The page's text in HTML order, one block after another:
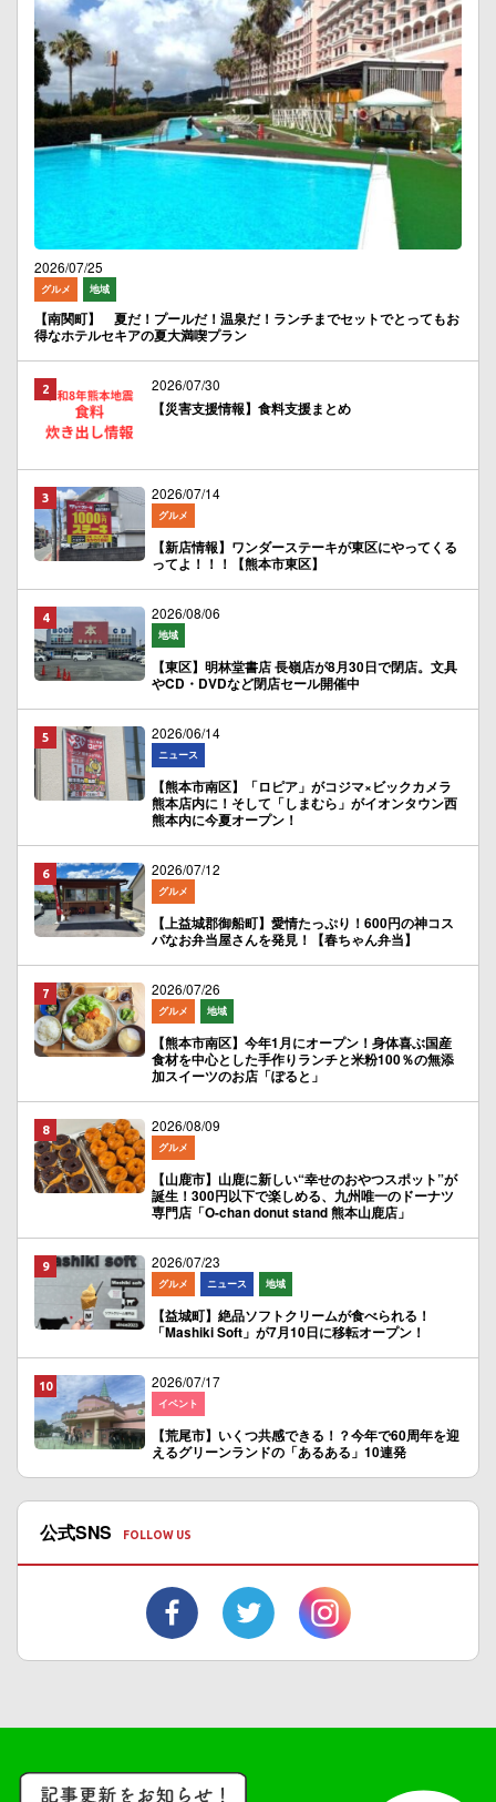
2026/07/25
グルメ 地域
【南関町】 夏だ！プールだ！温泉だ！ランチまでセットでとってもお
得なホテルセキアの夏大満喫プラン
2026/07/30
【災害支援情報】食料支援まとめ
2026/07/14
グルメ
【新店情報】ワンダーステーキが東区にやってくる
ってよ！！！【熊本市東区】
2026/08/06
地域
【東区】明林堂書店 長嶺店が8月30日で閉店。文具
やCD・DVDなど閉店セール開催中
2026/06/14
ニュース
【熊本市南区】「ロピア」がコジマ×ビックカメラ
熊本店内に！そして「しまむら」がイオンタウン西
熊本内に今夏オープン！
2026/07/12
グルメ
【上益城郡御船町】愛情たっぷり！600円の神コス
パなお弁当屋さんを発見！【春ちゃん弁当】
2026/07/26
グルメ 地域
【熊本市南区】今年1月にオープン！身体喜ぶ国産
食材を中心とした手作りランチと米粉100％の無添
加スイーツのお店「ぽると」
2026/08/09
グルメ
【山鹿市】山鹿に新しい“幸せのおやつスポット”が
誕生！300円以下で楽しめる、九州唯一のドーナツ
専門店「O-chan donut stand 熊本山鹿店」
2026/07/23
グルメ ニュース 地域
【益城町】絶品ソフトクリームが食べられる！
「Mashiki Soft」が7月10日に移転オープン！
2026/07/17
イベント
【荒尾市】いくつ共感できる！？今年で60周年を迎
えるグリーンランドの「あるある」10連発
公式SNS